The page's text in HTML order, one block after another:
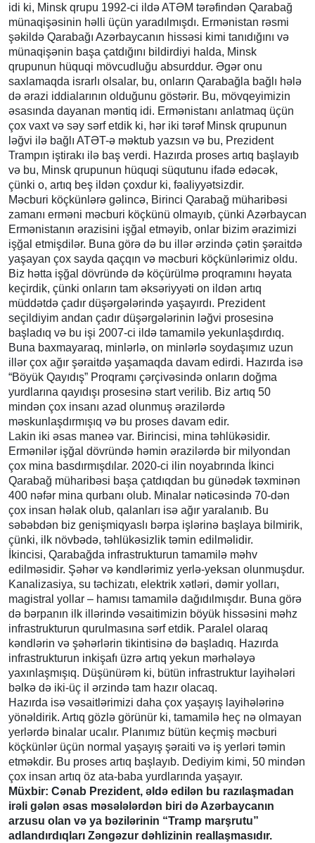
idi ki, Minsk qrupu 1992-ci ildə ATƏM tərəfindən Qarabağ
münaqişəsinin həlli üçün yaradılmışdı. Ermənistan rəsmi
şəkildə Qarabağı Azərbaycanın hissəsi kimi tanıdığını və
münaqişənin başa çatdığını bildirdiyi halda, Minsk
qrupunun hüquqi mövcudluğu absurddur. Əgər onu
saxlamaqda israrlı olsalar, bu, onların Qarabağla bağlı hələ
də ərazi iddialarının olduğunu göstərir. Bu, mövqeyimizin
əsasında dayanan məntiq idi. Ermənistanı anlatmaq üçün
çox vaxt və səy sərf etdik ki, hər iki tərəf Minsk qrupunun
ləğvi ilə bağlı ATƏT-ə məktub yazsın və bu, Prezident
Trampın iştirakı ilə baş verdi. Hazırda proses artıq başlayıb
və bu, Minsk qrupunun hüquqi süqutunu ifadə edəcək,
çünki o, artıq beş ildən çoxdur ki, fəaliyyətsizdir.
Məcburi köçkünlərə gəlincə, Birinci Qarabağ müharibəsi
zamanı erməni məcburi köçkünü olmayıb, çünki Azərbaycan
Ermənistanın ərazisini işğal etməyib, onlar bizim ərazimizi
işğal etmişdilər. Buna görə də bu illər ərzində çətin şəraitdə
yaşayan çox sayda qaçqın və məcburi köçkünlərimiz oldu.
Biz hətta işğal dövründə də köçürülmə proqramını həyata
keçirdik, çünki onların tam əksəriyyəti on ildən artıq
müddətdə çadır düşərgələrində yaşayırdı. Prezident
seçildiyim andan çadır düşərgələrinin ləğvi prosesinə
başladıq və bu işi 2007-ci ildə tamamilə yekunlaşdırdıq.
Buna baxmayaraq, minlərlə, on minlərlə soydaşımız uzun
illər çox ağır şəraitdə yaşamaqda davam edirdi. Hazırda isə
“Böyük Qayıdış” Proqramı çərçivəsində onların doğma
yurdlarına qayıdışı prosesinə start verilib. Biz artıq 50
mindən çox insanı azad olunmuş ərazilərdə
məskunlaşdırmışıq və bu proses davam edir.
Lakin iki əsas maneə var. Birincisi, mina təhlükəsidir.
Ermənilər işğal dövründə həmin ərazilərdə bir milyondan
çox mina basdırmışdılar. 2020-ci ilin noyabrında İkinci
Qarabağ müharibəsi başa çatdıqdan bu günədək təxminən
400 nəfər mina qurbanı olub. Minalar nəticəsində 70-dən
çox insan həlak olub, qalanları isə ağır yaralanıb. Bu
səbəbdən biz genişmiqyaslı bərpa işlərinə başlaya bilmirik,
çünki, ilk növbədə, təhlükəsizlik təmin edilməlidir.
İkincisi, Qarabağda infrastrukturun tamamilə məhv
edilməsidir. Şəhər və kəndlərimiz yerlə-yeksan olunmuşdur.
Kanalizasiya, su təchizatı, elektrik xətləri, dəmir yolları,
magistral yollar – hamısı tamamilə dağıdılmışdır. Buna görə
də bərpanın ilk illərində vəsaitimizin böyük hissəsini məhz
infrastrukturun qurulmasına sərf etdik. Paralel olaraq
kəndlərin və şəhərlərin tikintisinə də başladıq. Hazırda
infrastrukturun inkişafı üzrə artıq yekun mərhələyə
yaxınlaşmışıq. Düşünürəm ki, bütün infrastruktur layihələri
bəlkə də iki-üç il ərzində tam hazır olacaq.
Hazırda isə vəsaitlərimizi daha çox yaşayış layihələrinə
yönəldirik. Artıq gözlə görünür ki, tamamilə heç nə olmayan
yerlərdə binalar ucalır. Planımız bütün keçmiş məcburi
köçkünlər üçün normal yaşayış şəraiti və iş yerləri təmin
etməkdir. Bu proses artıq başlayıb. Dediyim kimi, 50 mindən
çox insan artıq öz ata-baba yurdlarında yaşayır.
Müxbir: Cənab Prezident, əldə edilən bu razılaşmadan
irəli gələn əsas məsələlərdən biri də Azərbaycanın
arzusu olan və ya bəzilərinin “Tramp marşrutu”
adlandırdıqları Zəngəzur dəhlizinin reallaşmasıdır.